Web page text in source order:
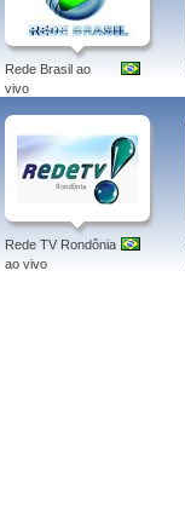
Rede Brasil ao
vivo
Rede TV Rondônia
ao vivo